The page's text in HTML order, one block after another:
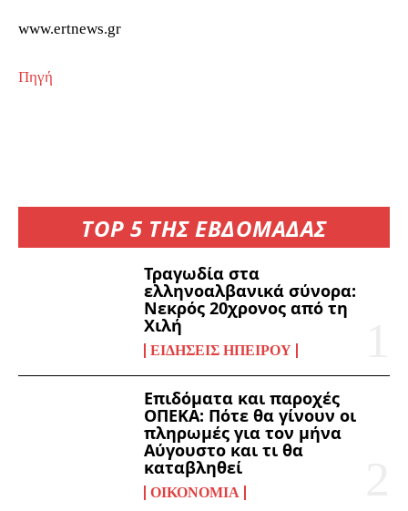
TOP 5 ΤΗΣ ΕΒΔΟΜΑΔΑΣ
Τραγωδία στα
ελληνοαλβανικά σύνορα:
Νεκρός 20χρονος από τη
Χιλή
ΕΙΔΉΣΕΙΣ ΗΠΕΊΡΟΥ
Επιδόματα και παροχές
ΟΠΕΚΑ: Πότε θα γίνουν οι
πληρωμές για τον μήνα
Αύγουστο και τι θα
καταβληθεί
ΟΙΚΟΝΟΜΊΑ
www.ertnews.gr
Πηγή